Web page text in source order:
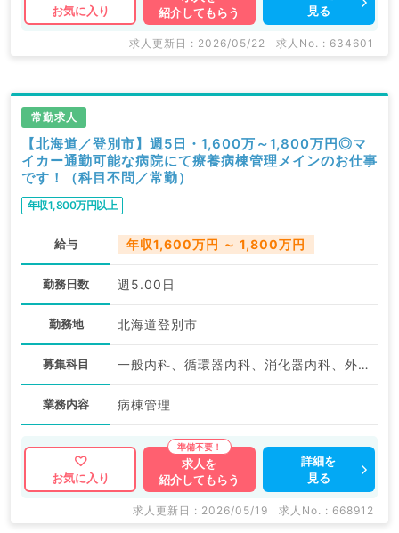
お気に入り
紹介してもらう
見る
求人更新日 : 2026/05/22 求人No. : 634601
常勤求人
【北海道／登別市】週5日・1,600万～1,800万円◎マ
イカー通勤可能な病院にて療養病棟管理メインのお仕事
です！（科目不問／常勤）
年収1,800万円以上
給与 年収1,600万円 ～ 1,800万円
勤務日数 週5.00日
勤務地 北海道登別市
募集科目 一般内科、循環器内科、消化器内科、外科系全般、一般外科、消化器外科、科目不問
業務内容 病棟管理
お気に入り
求人を
紹介してもらう
詳細を
見る
求人更新日 : 2026/05/19 求人No. : 668912